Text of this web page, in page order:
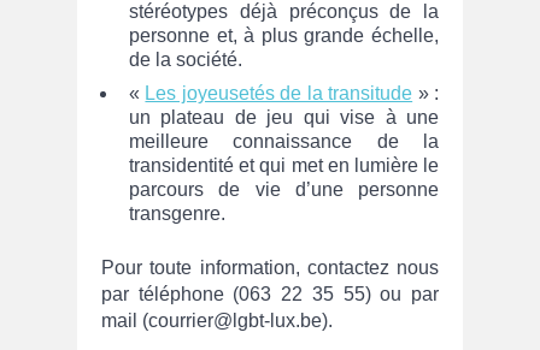
stéréotypes déjà préconçus de la
personne et, à plus grande échelle,
de la société.
« Les joyeusetés de la transitude » :
un plateau de jeu qui vise à une
meilleure connaissance de la
transidentité et qui met en lumière le
parcours de vie d’une personne
transgenre.
Pour toute information, contactez nous
par téléphone (063 22 35 55) ou par
mail (courrier@lgbt-lux.be).